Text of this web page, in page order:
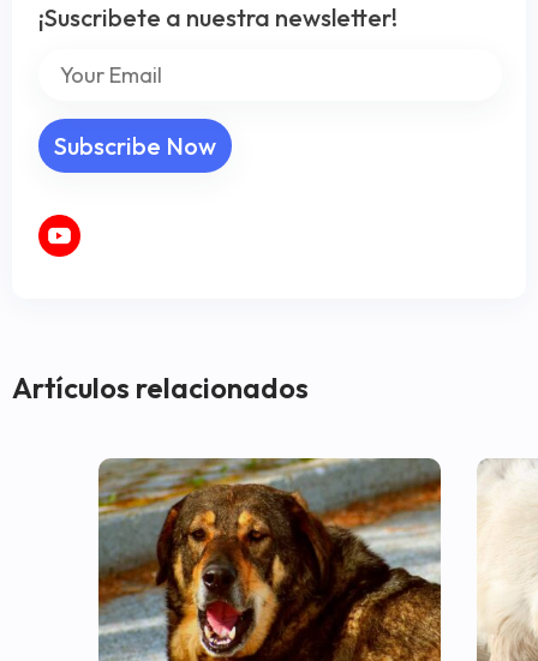
¡Suscribete a nuestra newsletter!
Artículos relacionados